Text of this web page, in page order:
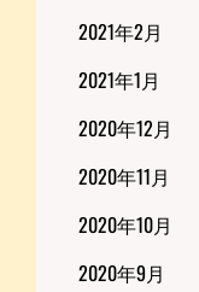
2021年2月
2021年1月
2020年12月
2020年11月
2020年10月
2020年9月